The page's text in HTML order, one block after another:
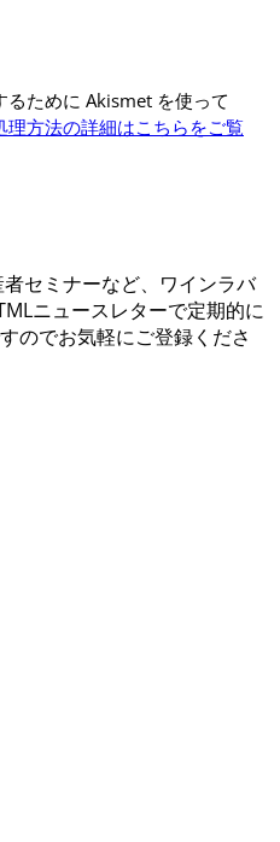
るために Akismet を使って
理方法の詳細はこちらをご覧
セミナーなど、ワインラバ
ニュースレターで定期的に
のでお気軽にご登録くださ